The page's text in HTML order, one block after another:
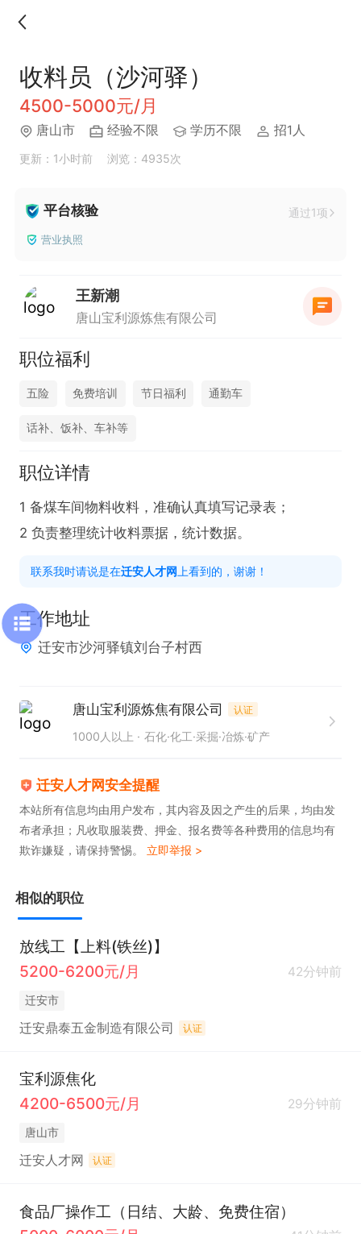
收料员（沙河驿）
4500-5000元/月
唐山市 经验不限 学历不限 招1人
更新：1小时前 浏览：4935次
平台核验 通过1项
营业执照
王新潮
唐山宝利源炼焦有限公司
职位福利
五险 免费培训 节日福利 通勤车
话补、饭补、车补等
职位详情
1 备煤车间物料收料，准确认真填写记录表；
2 负责整理统计收料票据，统计数据。
联系我时请说是在迁安人才网 上看到的，谢谢！
工作地址
迁安市沙河驿镇刘台子村西
唐山宝利源炼焦有限公司 认证
1000人以上 石化·化工·采掘·冶炼·矿产
迁安人才网安全提醒
本站所有信息均由用户发布，其内容及因之产生的后果，均由发
布者承担；凡收取服装费、押金、报名费等各种费用的信息均有
欺诈嫌疑，请保持警惕。 立即举报 >
相似的职位
放线工【上料(铁丝)】
5200-6200元/月
42分钟前
迁安市
迁安鼎泰五金制造有限公司 认证
宝利源焦化
4200-6500元/月
29分钟前
唐山市
迁安人才网 认证
食品厂操作工（日结、大龄、免费住宿）